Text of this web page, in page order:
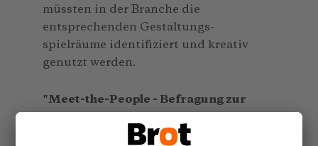
müssten in der Branche die
entsprechenden Gestaltungs-
spielräume identifiziert und kreativ
genutzt werden.
"Meet-the-People - Befragung zur
für organisierte Begegnungen mit